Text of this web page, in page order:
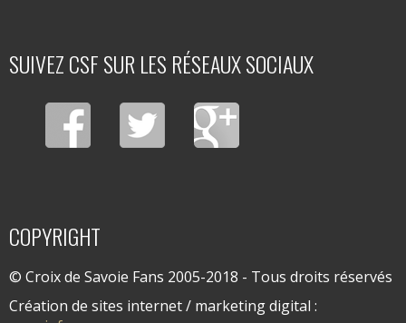
SUIVEZ CSF SUR LES RÉSEAUX SOCIAUX
COPYRIGHT
© Croix de Savoie Fans 2005-2018 - Tous droits réservés
Création de sites internet / marketing digital :